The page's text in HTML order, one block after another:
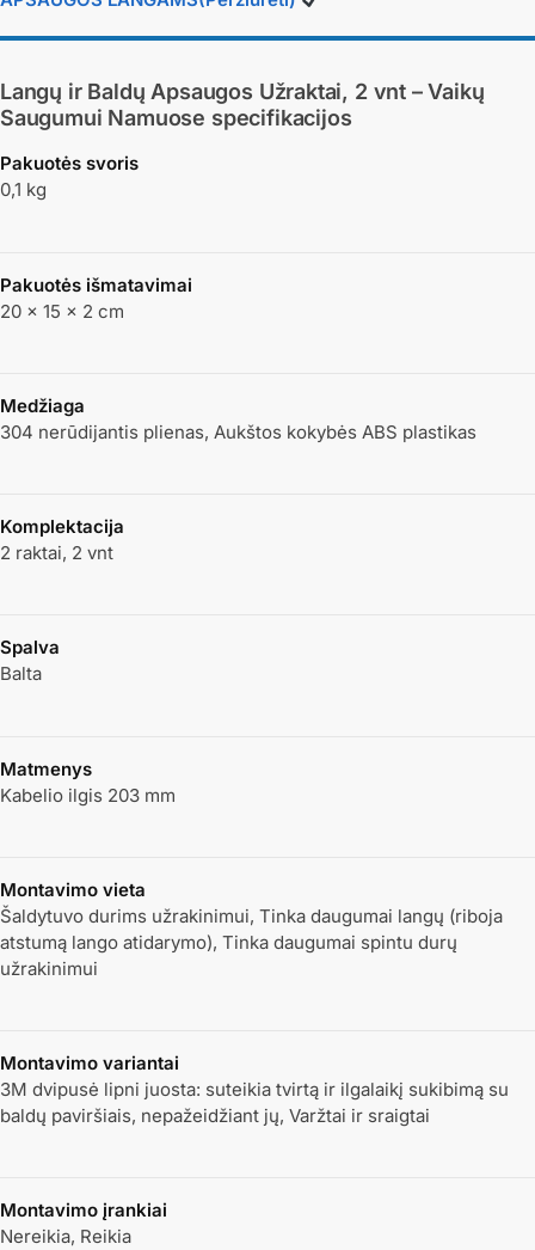
Langų ir Baldų Apsaugos Užraktai, 2 vnt – Vaikų
Saugumui Namuose specifikacijos
Pakuotės svoris
0,1 kg
Pakuotės išmatavimai
20 × 15 × 2 cm
Medžiaga
304 nerūdijantis plienas, Aukštos kokybės ABS plastikas
Komplektacija
2 raktai, 2 vnt
Spalva
Balta
Matmenys
Kabelio ilgis 203 mm
Montavimo vieta
Šaldytuvo durims užrakinimui, Tinka daugumai langų (riboja
atstumą lango atidarymo), Tinka daugumai spintu durų
užrakinimui
Montavimo variantai
3M dvipusė lipni juosta: suteikia tvirtą ir ilgalaikį sukibimą su
baldų paviršiais, nepažeidžiant jų, Varžtai ir sraigtai
Montavimo įrankiai
Nereikia, Reikia